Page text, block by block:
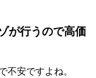
が行うので高価
不安ですよね。